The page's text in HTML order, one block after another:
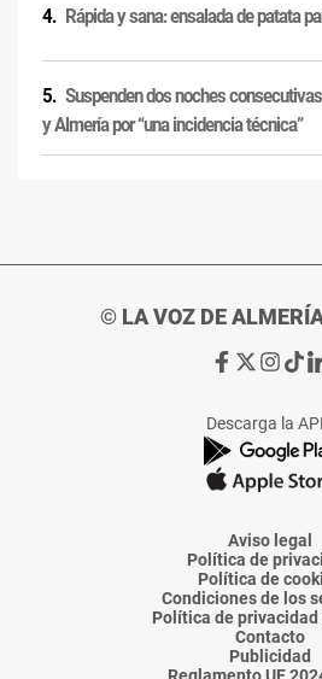
Rápida y sana: ensalada de patata
Suspenden dos noches
y Almería por “una incidencia técnica”
© LA VOZ DE
Ir
de
La
Voz
Almería
Ir
de
La
Voz
Almería
Ir
de
La
Voz
Ir
de
La
Descarga la
Aviso legal
Política de
Política de
Condiciones de los
Política de privacidad
Contacto
Publicidad